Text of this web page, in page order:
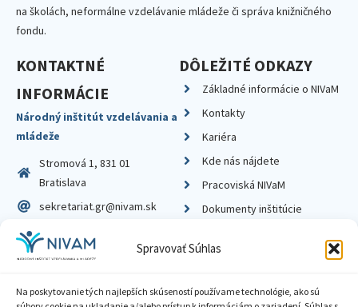
Spravovať Súhlas
Na poskytovanie tých najlepších skúseností používame technológie, ako sú
na školách, neformálne vzdelávanie mládeže či správa knižničného
fondu.
KONTAKTNÉ
INFORMÁCIE
Národný inštitút vzdelávania a
mládeže
Stromová 1, 831 01
Bratislava
sekretariat.gr@nivam.sk
IČO: 00164348
DIČ: 2020798714
DÔLEŽITÉ ODKAZY
Základné informácie o NIVaM
Kontakty
Kariéra
Kde nás nájdete
Pracoviská NIVaM
Dokumenty inštitúcie